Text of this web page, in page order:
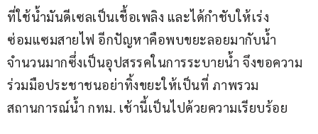
ที่ใช้น้ำมันดีเซลเป็นเชื้อเพลิง และได้กำชับให้เร่ง
ซ่อมแซมสายไฟ อีกปัญหาคือพบขยะลอยมากับน้ำ
จำนวนมากซึ่งเป็นอุปสรรคในการระบายน้ำ จึงขอความ
ร่วมมือประชาชนอย่าทิ้งขยะให้เป็นที่ ภาพรวม
สถานการณ์น้ำ กทม. เช้านี้เป็นไปด้วยความเรียบร้อย